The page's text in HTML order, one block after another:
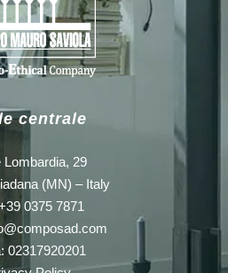
centrale
Lombardia, 29
(MN) – Italy
0375 7871
02317920201